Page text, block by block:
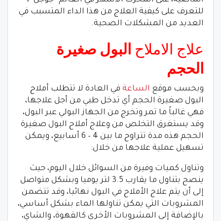
للتعرف على كيفية العلاج من هذا الداء المتسبب في
العديد من المشكلات الصحية.
علاج الاملاح البول صغيرة
الحجم
وبحسب موقع الساعة في العادة لا تتطلب أملاح
البول صغيرة الحجم أي تدخل طبي من أجل علاجها،
فهي غالباً ما تمر وتخرج من الجهاز البولي عبر البول،
وقد يستغرق التخلص من وعلاج أملاح البول صغيرة
الحجم هذه مدة تتراوح ما بين 4 – 6 أسابيع، ويمكن
تسهيل عملية علاجها من خلال:
وتناول كميات وفيرة من السوائل خلال اليوم، حيث
ينصح بتناول ما يقارب 3.5 لتر يوميا وبشكل متواصل
إلى أن يتم علاج الأملاح في البول نهائيا، وقد تتضمن
المشروبات التي يمكن تناولها الماء بشكل أساسي،
بالإضافة إلى المشروبات الأخرى كالقهوة، والشاي،